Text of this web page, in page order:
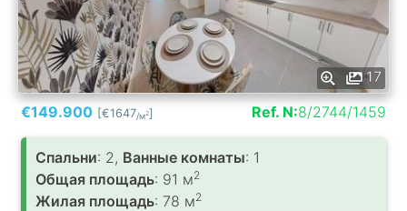
17
€149.900 [€1647/м2] Ref. N:8/2744/1459
Спальни: 2, Ванные комнаты: 1
Общая площадь: 91 м2
Жилая площадь: 78 м2